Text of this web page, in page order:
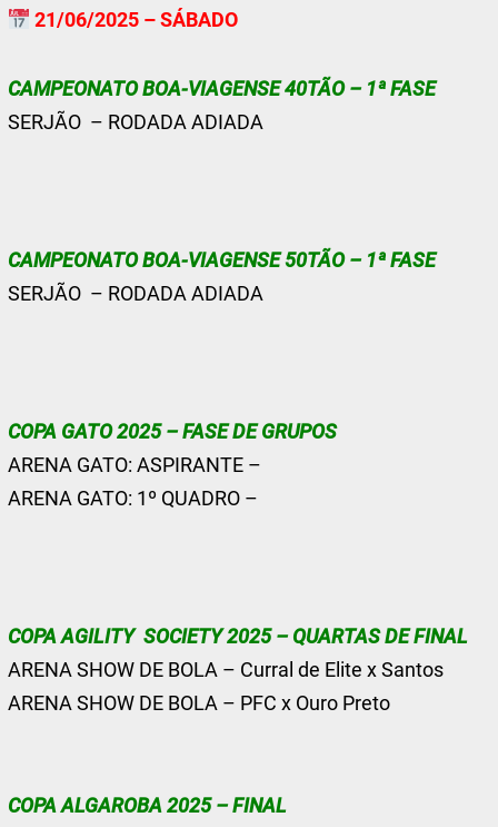
21/06/2025 – SÁBADO
CAMPEONATO BOA-VIAGENSE 40TÃO – 1ª FASE
SERJÃO – RODADA ADIADA
CAMPEONATO BOA-VIAGENSE 50TÃO – 1ª FASE
SERJÃO – RODADA ADIADA
COPA GATO 2025 – FASE DE GRUPOS
ARENA GATO: ASPIRANTE –
ARENA GATO: 1º QUADRO –
COPA AGILITY SOCIETY 2025 – QUARTAS DE FINAL
ARENA SHOW DE BOLA – Curral de Elite x Santos
ARENA SHOW DE BOLA – PFC x Ouro Preto
COPA ALGAROBA 2025 – FINAL